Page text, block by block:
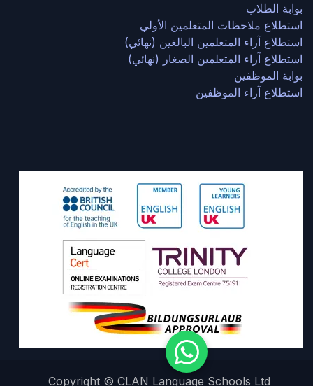
بوابة الطلاب
استطلاع ملاحظات المتعلمين الأولي
استطلاع آراء المتعلمين البالغين (نهائي)
استطلاع آراء المتعلمين الصغار (نهائي)
بوابة الموظفين
استطلاع آراء الموظفين
Copyright © CLAN Language Schools Ltd